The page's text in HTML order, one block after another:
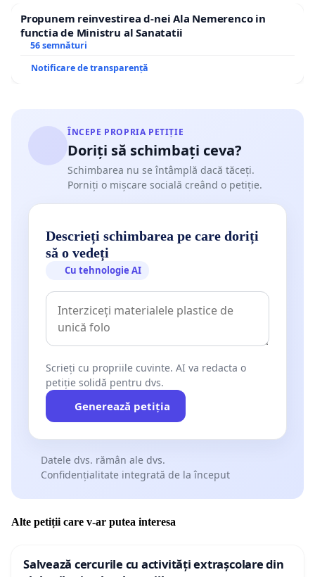
Propunem reinvestirea d-nei Ala Nemerenco in
functia de Ministru al Sanatatii
56 semnături
Notificare de transparență
ÎNCEPE PROPRIA PETIȚIE
Doriți să schimbați ceva?
Schimbarea nu se întâmplă dacă tăceți.
Porniți o mișcare socială creând o petiție.
Descrieți schimbarea pe care doriți
să o vedeți
Cu tehnologie AI
Scrieți cu propriile cuvinte. AI va redacta o
petiție solidă pentru dvs.
Generează petiția
Datele dvs. rămân ale dvs.
Confidențialitate integrată de la început
Alte petiții care v-ar putea interesa
Salvează cercurile cu activități extrașcolare din